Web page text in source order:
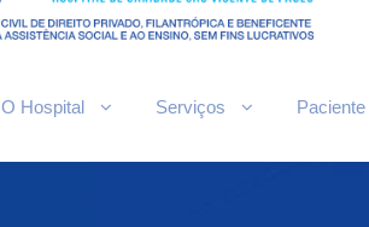
O Hospital Serviços Paciente